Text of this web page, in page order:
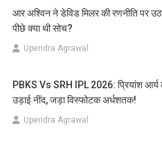
आर अश्विन ने डेविड मिलर की रणनीति पर
पीछे क्या थी सोच?
Upendra Agrawal
PBKS Vs SRH IPL 2026: प्रियांश आर्य
उड़ाई नींद, जड़ा विस्फोटक अर्धशतक!
Upendra Agrawal